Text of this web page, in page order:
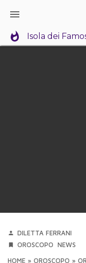
Isola dei
DILETTA FERRANI
OROSCOPO
NEWS
HOME » OROSCOPO »